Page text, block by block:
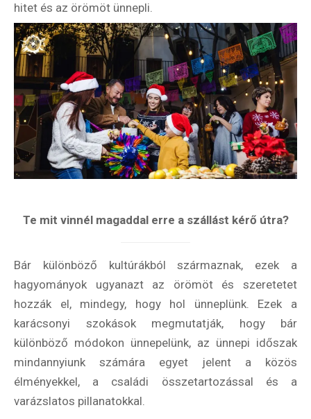
100
Utazási
Élmény
poszter
Feliratkozom
Felhasználási feltételek
hitet és az örömöt ünnepli.
Te mit vinnél magaddal erre a szállást kérő útra?
Bár különböző kultúrákból származnak, ezek a
hagyományok ugyanazt az örömöt és szeretetet
hozzák el, mindegy, hogy hol ünneplünk. Ezek a
karácsonyi szokások megmutatják, hogy bár
különböző módokon ünnepelünk, az ünnepi időszak
mindannyiunk számára egyet jelent a közös
élményekkel, a családi összetartozással és a
varázslatos pillanatokkal.